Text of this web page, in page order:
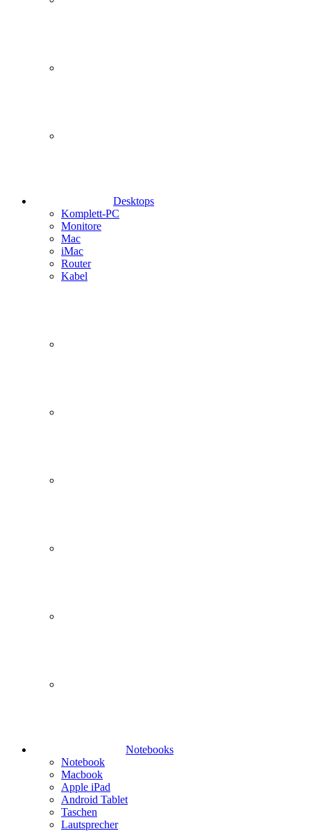
Desktops
Komplett-PC
Monitore
Mac
iMac
Router
Kabel
Notebooks
Notebook
Macbook
Apple iPad
Android Tablet
Taschen
Lautsprecher